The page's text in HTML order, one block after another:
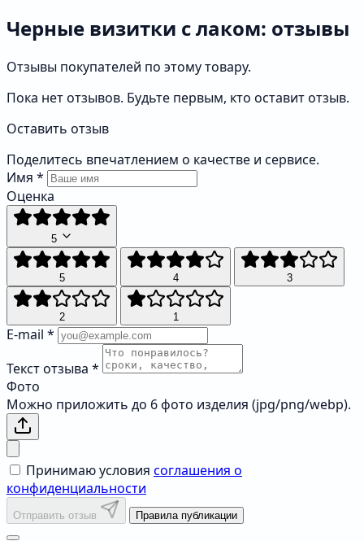
Черные визитки с лаком: отзывы
Отзывы покупателей по этому товару.
Пока нет отзывов. Будьте первым, кто оставит отзыв.
Оставить отзыв
Поделитесь впечатлением о качестве и сервисе.
Имя *
Оценка
5
5 4 3
2 1
E-mail *
Текст отзыва *
Фото
Можно приложить до 6 фото изделия (jpg/png/webp).
Принимаю условия соглашения о
конфиденциальности
Отправить отзыв Правила публикации